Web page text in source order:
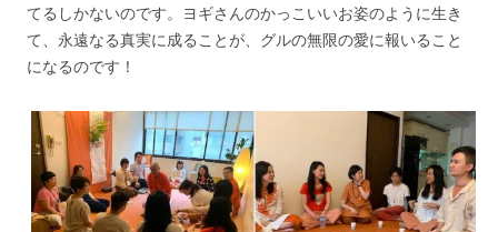
てるしかないのです。ヨギさんのかっこいいお姿のように生き
て、永遠なる真実に成ることが、グルの無限の愛に報いること
になるのです！